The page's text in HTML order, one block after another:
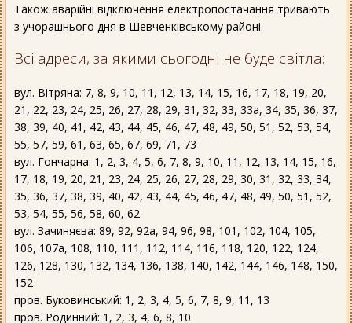
Також аварійні відключення електропостачання тривають
з учорашнього дня в Шевченківському районі.
Всі адреси, за якими сьогодні не буде світла:
вул. Вітряна: 7, 8, 9, 10, 11, 12, 13, 14, 15, 16, 17, 18, 19, 20,
21, 22, 23, 24, 25, 26, 27, 28, 29, 31, 32, 33, 33а, 34, 35, 36, 37,
38, 39, 40, 41, 42, 43, 44, 45, 46, 47, 48, 49, 50, 51, 52, 53, 54,
55, 57, 59, 61, 63, 65, 67, 69, 71, 73
вул. Гончарна: 1, 2, 3, 4, 5, 6, 7, 8, 9, 10, 11, 12, 13, 14, 15, 16,
17, 18, 19, 20, 21, 23, 24, 25, 26, 27, 28, 29, 30, 31, 32, 33, 34,
35, 36, 37, 38, 39, 40, 42, 43, 44, 45, 46, 47, 48, 49, 50, 51, 52,
53, 54, 55, 56, 58, 60, 62
вул. Зачиняєва: 89, 92, 92а, 94, 96, 98, 101, 102, 104, 105,
106, 107а, 108, 110, 111, 112, 114, 116, 118, 120, 122, 124,
126, 128, 130, 132, 134, 136, 138, 140, 142, 144, 146, 148, 150,
152
пров. Буковинський: 1, 2, 3, 4, 5, 6, 7, 8, 9, 11, 13
пров. Родинний: 1, 2, 3, 4, 6, 8, 10